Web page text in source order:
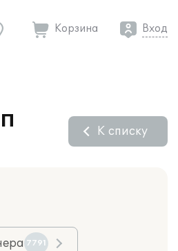
Корзина Вход
К списку
7791